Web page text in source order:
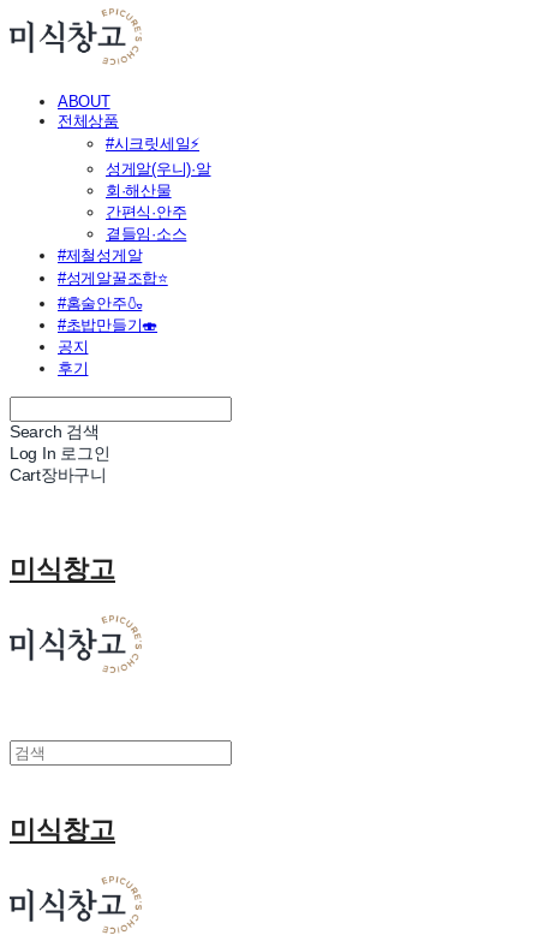
ABOUT
전체상품
#시크릿세일⚡
성게알(우니)·알
회·해산물
간편식·안주
곁들임·소스
#제철성게알
#성게알꿀조합⭐
#홈술안주🍶
#초밥만들기🍣
공지
후기
Search 검색
Log In 로그인
Cart장바구니
미식창고
미식창고